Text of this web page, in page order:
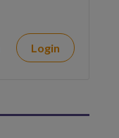
Login